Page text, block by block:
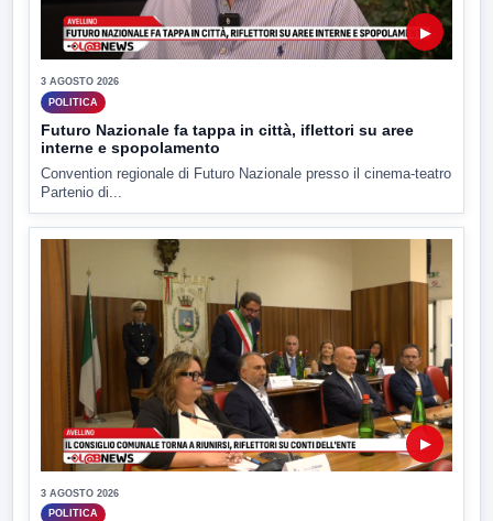
▶
3 AGOSTO 2026
POLITICA
Futuro Nazionale fa tappa in città, iflettori su aree
interne e spopolamento
Convention regionale di Futuro Nazionale presso il cinema-teatro
Partenio di...
▶
3 AGOSTO 2026
POLITICA